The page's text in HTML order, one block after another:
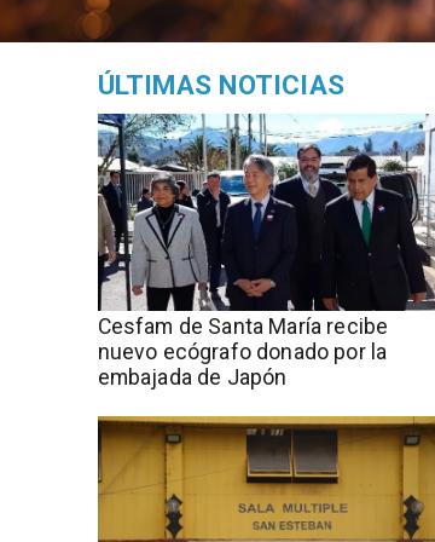
ÚLTIMAS NOTICIAS
Cesfam de Santa María recibe
nuevo ecógrafo donado por la
embajada de Japón